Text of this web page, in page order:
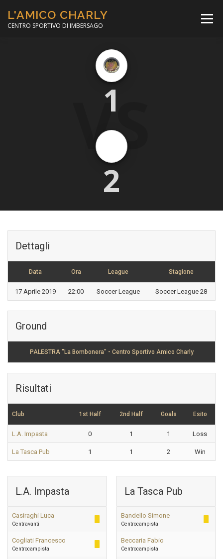
contenuto
L'AMICO CHARLY
CENTRO SPORTIVO DI IMBERSAGO
Menù
CORSO CALCIO A 5
MINIBASKET
VS
1
2
Dettagli
Data Ora League Stagione
17 Aprile 2019 22:00 Soccer League Soccer League 28
Ground
PALESTRA "La Bombonera" - Centro Sportivo Amico Charly
Risultati
Club 1st Half 2nd Half Goals Esito
L.A. Impasta 0 1 1 Loss
La Tasca Pub 1 1 2 Win
L.A. Impasta
Casiraghi Luca
Centravanti
Cogliati Francesco
Centrocampista
La Tasca Pub
Bandello Simone
Centrocampista
Beccaria Fabio
Centrocampista